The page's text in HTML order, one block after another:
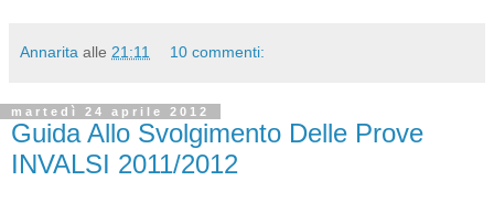
Annarita alle 21:11 10 commenti:
martedì 24 aprile 2012
Guida Allo Svolgimento Delle Prove
INVALSI 2011/2012